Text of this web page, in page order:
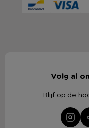
Volg al
Blijf op de